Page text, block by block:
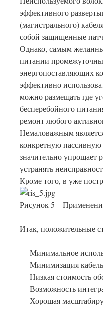
эффективного
(магистрального)
собой защищенные
Однако, самым
питании
энергопоставляющих
эффективно
можно размещать где
бесперебойного
ремонт любого
Немаловажным
конкретную пассивную
значительно упрощает
устранять
Кроме того, в уже
Рисунок 5 –
Итак, положительные
— Минимальное
— Минимизация
— Низкая стоимость
— Возможность
— Хорошая